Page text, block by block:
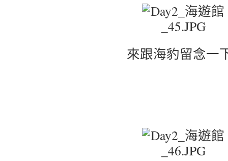
來跟海豹留念一